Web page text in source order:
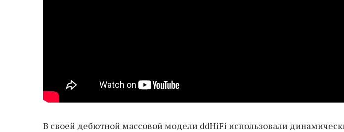
В своей дебютной массовой модели ddHiFi использовали